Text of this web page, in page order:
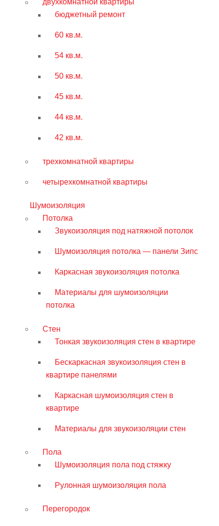
двухкомнатной квартиры
бюджетный ремонт
60 кв.м.
54 кв.м.
50 кв.м.
45 кв.м.
44 кв.м.
42 кв.м.
трехкомнатной квартиры
четырехкомнатной квартиры
Шумоизоляция
Потолка
Звукоизоляция под натяжной потолок
Шумоизоляция потолка — панели Зипс
Каркасная звукоизоляция потолка
Материалы для шумоизоляции
потолка
Стен
Тонкая звукоизоляция стен в квартире
Бескаркасная звукоизоляция стен в
квартире панелями
Каркасная шумоизоляция стен в
квартире
Материалы для звукоизоляции стен
Пола
Шумоизоляция пола под стяжку
Рулонная шумоизоляция пола
Перегородок